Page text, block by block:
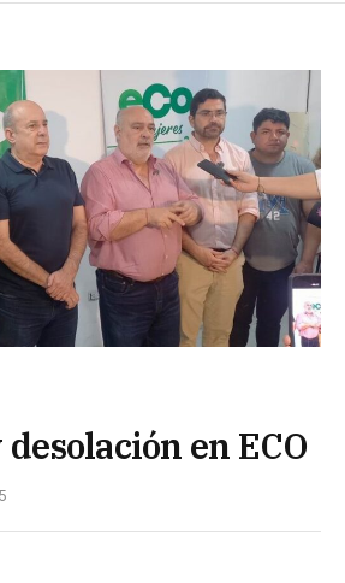
en ECO